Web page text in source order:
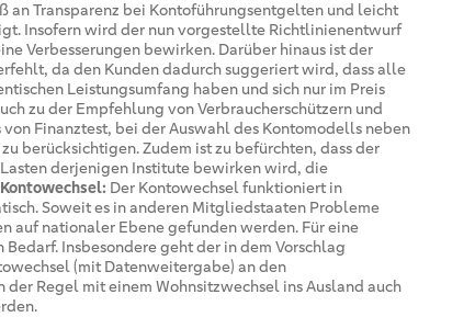
an Transparenz bei Kontoführungsentgelten und leicht
Insofern wird der nun vorgestellte Richtlinienentwurf
Verbesserungen bewirken. Darüber hinaus ist der
da den Kunden dadurch suggeriert wird, dass alle
Leistungsumfang haben und sich nur im Preis
zu der Empfehlung von Verbraucherschützern und
Finanztest, bei der Auswahl des Kontomodells neben
berücksichtigen. Zudem ist zu befürchten, dass der
derjenigen Institute bewirken wird, die
Kontowechsel: Der Kontowechsel funktioniert in
Soweit es in anderen Mitgliedstaaten Probleme
auf nationaler Ebene gefunden werden. Für eine
Insbesondere geht der in dem Vorschlag
(mit Datenweitergabe) an den
Regel mit einem Wohnsitzwechsel ins Ausland auch